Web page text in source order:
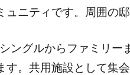
ュニティです。周囲の
ングルからファミリ
す。共用施設として集